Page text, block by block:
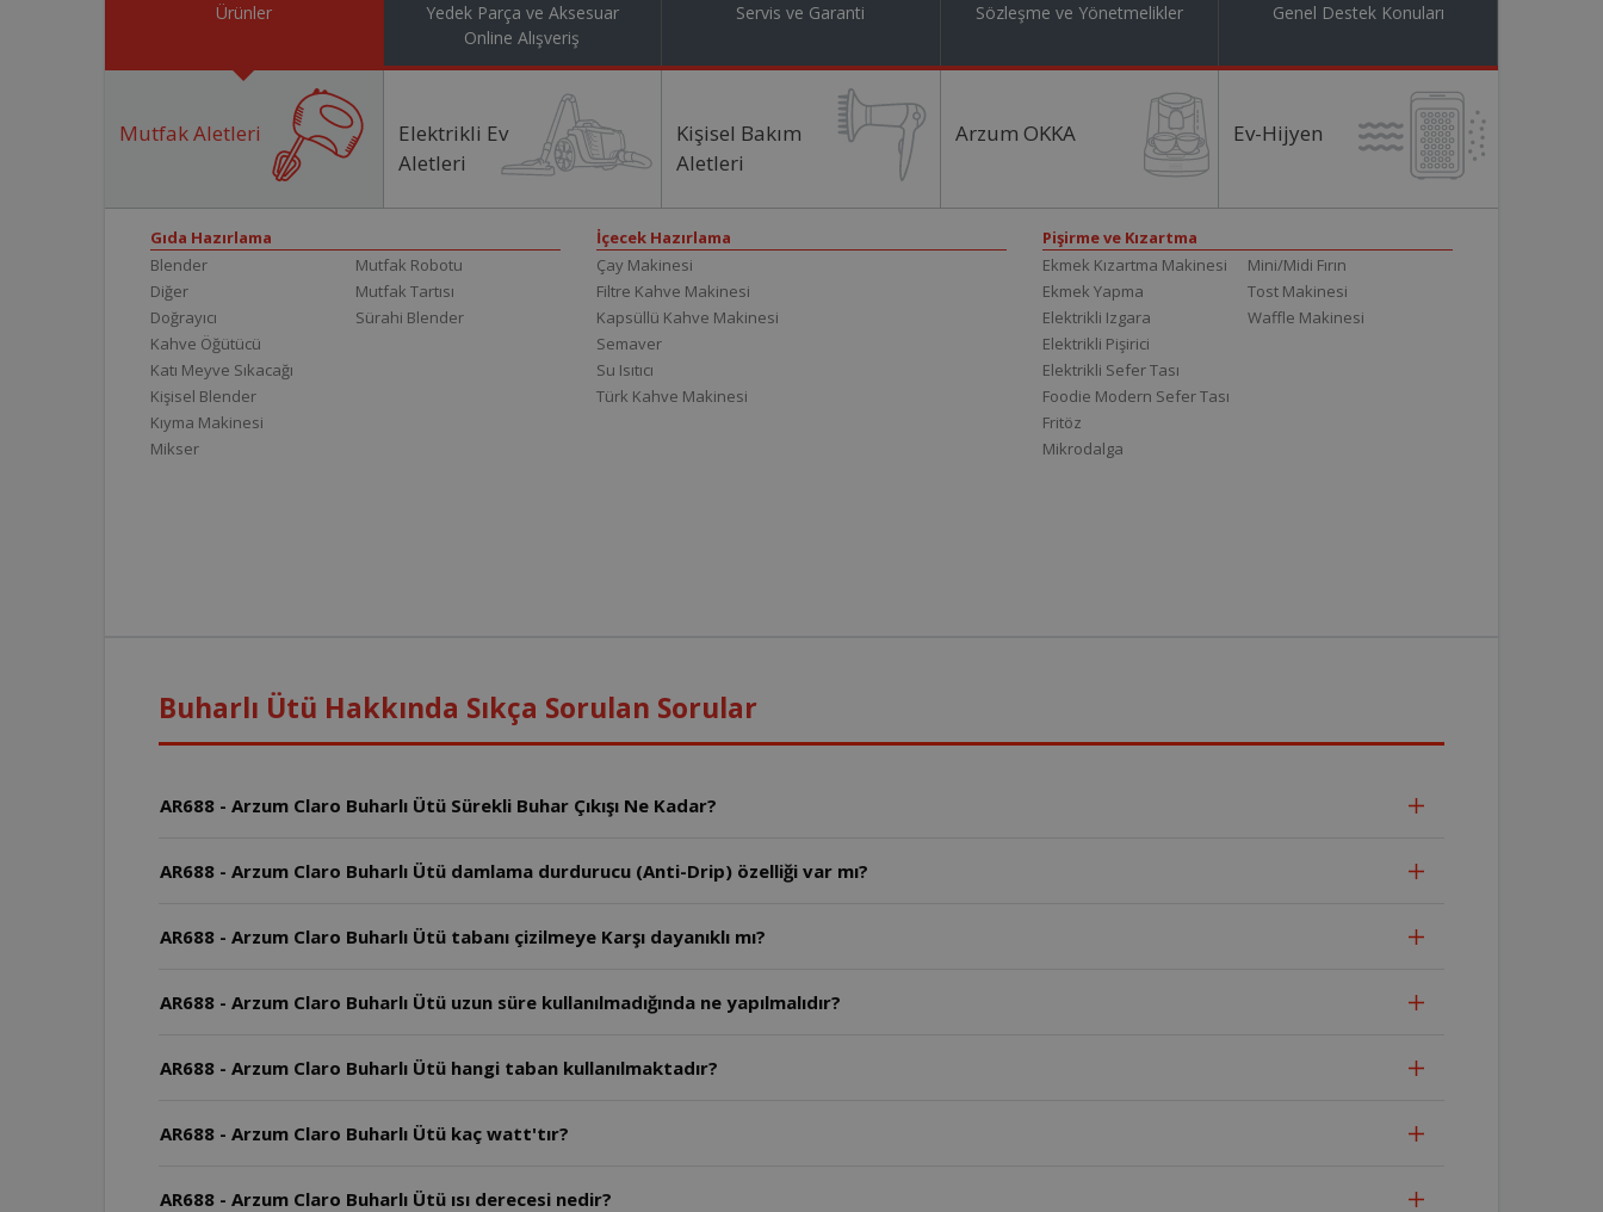
Ürünler
Yedek Parça ve Aksesuar
Online Alışveriş
Servis ve Garanti Sözleşme ve Yönetmelikler Genel Destek Konuları
Mutfak Aletleri
Elektrikli Ev
Aletleri
Kişisel Bakım
Aletleri
Arzum OKKA Ev-Hijyen
Gıda Hazırlama
Blender
Diğer
Doğrayıcı
Kahve Öğütücü
Katı Meyve Sıkacağı
Kişisel Blender
Kıyma Makinesi
Mikser
Mutfak Robotu
Mutfak Tartısı
Sürahi Blender
İçecek Hazırlama
Çay Makinesi
Filtre Kahve Makinesi
Kapsüllü Kahve Makinesi
Semaver
Su Isıtıcı
Türk Kahve Makinesi
Pişirme ve Kızartma
Ekmek Kızartma Makinesi
Ekmek Yapma
Elektrikli Izgara
Elektrikli Pişirici
Elektrikli Sefer Tası
Foodie Modern Sefer Tası
Fritöz
Mikrodalga
Mini/Midi Fırın
Tost Makinesi
Waffle Makinesi
Buharlı Ütü Hakkında Sıkça Sorulan Sorular
AR688 - Arzum Claro Buharlı Ütü Sürekli Buhar Çıkışı Ne Kadar?
AR688 - Arzum Claro Buharlı Ütü damlama durdurucu (Anti-Drip) özelliği var mı?
AR688 - Arzum Claro Buharlı Ütü tabanı çizilmeye Karşı dayanıklı mı?
AR688 - Arzum Claro Buharlı Ütü uzun süre kullanılmadığında ne yapılmalıdır?
AR688 - Arzum Claro Buharlı Ütü hangi taban kullanılmaktadır?
AR688 - Arzum Claro Buharlı Ütü kaç watt'tır?
AR688 - Arzum Claro Buharlı Ütü ısı derecesi nedir?